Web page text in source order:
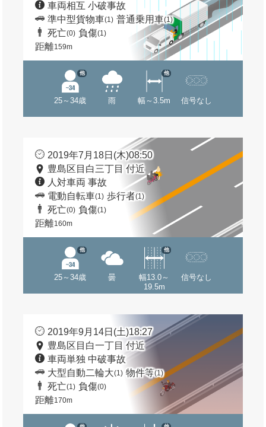
車両相互 小破事故
準中型貨物車(1) 普通乗用車(1)
死亡(0) 負傷(1)
距離159m
25～34歳
他
雨 幅～3.5m
他
信号なし
2019年7月18日(木)08:50
豊島区目白三丁目 付近
人対車両 事故
電動自転車(1) 歩行者(1)
死亡(0) 負傷(1)
距離160m
25～34歳
他
曇
幅13.0～
19.5m
他
信号なし
2019年9月14日(土)18:27
豊島区目白一丁目 付近
車両単独 中破事故
大型自動二輪大(1) 物件等(1)
死亡(1) 負傷(0)
距離170m